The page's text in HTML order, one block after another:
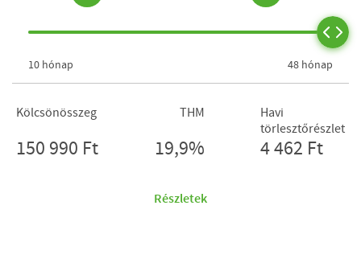
10 hónap 48 hónap
Kölcsönösszeg
150 990 Ft
THM
19,9%
Havi
törlesztőrészlet
4 462 Ft
Részletek